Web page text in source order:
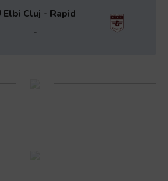
Elbi Cluj - Rapid
-